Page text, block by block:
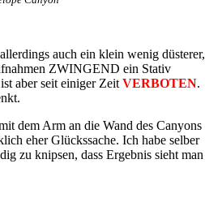
auch ein klein wenig düsterer,
ZWINGEND ein Stativ
aber seit einiger ZeitVERBOTEN.
dem Arm an die Wand des Canyons
eher Glückssache. Ich habe selber
zu knipsen, dass Ergebnis sieht man